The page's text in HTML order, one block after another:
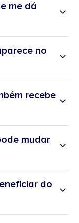
me dá
no
recebe
mudar
do